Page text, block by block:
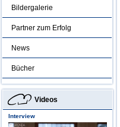
Bildergalerie
Partner zum Erfolg
News
Bücher
Videos
Interview